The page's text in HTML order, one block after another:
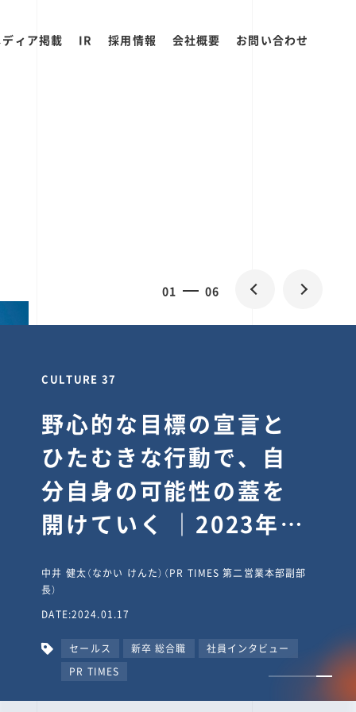
ィア掲載 IR 採用情報 会社概要 お問い合わせ
0 06
CULTURE 30
逆境では自分のスタン
スを変え“予想を裏切
り、期待を超える”【真
輔塾・前編】
山田真輔（やまだ しんすけ）（執行役員 兼 Jooto事業部
長）
DATE:2023.09.08
カルチャー CxO キャリア入社 Jooto